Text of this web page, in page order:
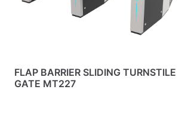
FLAP BARRIER SLIDING TURNSTILE
GATE MT227